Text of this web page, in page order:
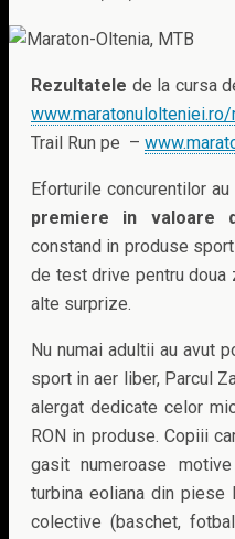
Rezultatele de la cursa
Trail Run pe –
Eforturile concurentilor
premiere in valoare
constand in produse
de test drive pentru doua
alte surprize.
Nu numai adultii au avut
sport in aer liber, Parcul
alergat dedicate celor
RON in produse. Copiii
gasit numeroase
turbina eoliana din piese
colective (baschet,